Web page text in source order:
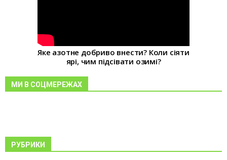
Яке азотне добриво внести? Коли сіяти
ярі, чим підсівати озимі?
МИ В СОЦМЕРЕЖАХ
РУБРИКИ